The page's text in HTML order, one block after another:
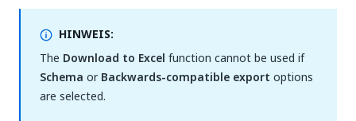
HINWEIS:
The Download to Excel function cannot be used if
Schema orBackwards-compatible export options
are selected.